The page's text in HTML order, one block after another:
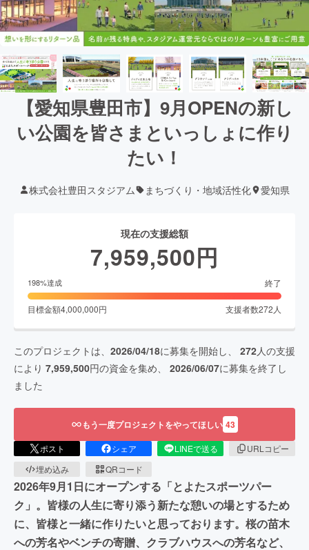
【愛知県豊田市】9月OPENの新し
い公園を皆さまといっしょに作り
たい！
株式会社豊田スタジアム まちづくり・地域活性化 愛知県
現在の支援総額
7,959,500円
198%達成 終了
目標金額4,000,000円 支援者数272 人
このプロジェクトは、 2026/04/18に募集を開始し、 272人の支援
により 7,959,500円の資金を集め、 2026/06/07に募集を終了し
ました
もう一度プロジェクトをやってほしい 43
ポスト シェア LINEで送る
URLコピー
埋め込み
QRコード
2026年9月1日にオープンする「とよたスポーツパー
ク」。皆様の人生に寄り添う新たな憩いの場とするため
に、皆様と一緒に作りたいと思っております。桜の苗木
への芳名やベンチの寄贈、クラブハウスへの芳名など、